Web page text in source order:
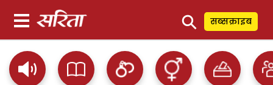
⚲ सब्सक्राइब